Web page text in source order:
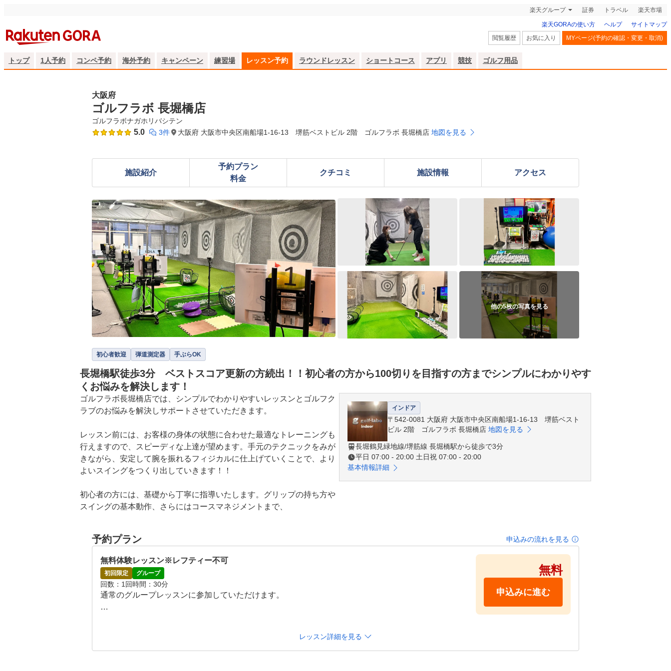
楽天グループ 証券 トラベル 楽天市場
楽天GORAの使い方 ヘルプ
サイトマップ
閲覧履歴
お気に入り MYページ(予約の確認・変更・取消)
トップ 1人予約 コンペ予約 海外予約 キャンペーン 練習場 レッスン予約 ラウンドレッスン ショートコース アプリ 競技 ゴルフ用品
大阪府
ゴルフラボ 長堀橋店
ゴルフラボナガホリバシテン
5.0 3件 大阪府 大阪市中央区南船場1-16-13 堺筋ベストビル 2階 ゴルフラボ 長堀橋店 地図を見る
施設紹介
予約プラン
料金
クチコミ 施設情報 アクセス
他の5枚の写真を見る
初心者歓迎 弾道測定器 手ぶらOK
長堀橋駅徒歩3分 ベストスコア更新の方続出！！初心者の方から100切りを目指すの方までシンプルにわかりやす
くお悩みを解決します！
ゴルフラボ長堀橋店では、シンプルでわかりやすいレッスンとゴルフク
ラブのお悩みを解決しサポートさせていただきます。
レッスン前には、お客様の身体の状態に合わせた最適なトレーニングも
行えますので、スピーディな上達が望めます。手元のテクニックをみが
きながら、安定して腕を振れるフィジカルに仕上げていくことで、より
よいスイングをつくり出していきます！！
初心者の方には、基礎から丁寧に指導いたします。グリップの持ち方や
スイングの基本動作、さらにはコースマネジメントまで、
が可能です。
スクール内ではアットホームな雰囲気を大切にしており、ご参加いただ
いた皆様がリラックスして学べる空間を提供しています。
お一人お一人に寄り添い、それぞれの目標達成に向けて全力でサポート
※大変申し訳ございませんが、レフティー打席のご用意はございません
インドア
〒542-0081 大阪府 大阪市中央区南船場1-16-13 堺筋ベスト
ビル 2階 ゴルフラボ 長堀橋店 地図を見る
長堀鶴見緑地線/堺筋線 長堀橋駅から徒歩で3分
平日 07:00 - 20:00 土日祝 07:00 - 20:00
基本情報詳細
予約プラン 申込みの流れを見る
無料体験レッスン※レフティー不可
初回限定 グループ
回数 1回時間 30分
通常のグループレッスンに参加していただけます。
レッスン詳細を見る
無料
申込みに進む